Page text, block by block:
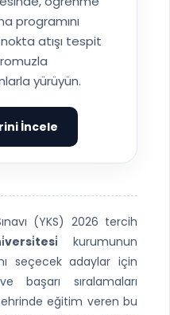
programını
atışı tespit
yürüyün.
İncele
(YKS) 2026 tercih
kurumunun
seçecek adaylar için
sıralamaları
eğitim veren bu